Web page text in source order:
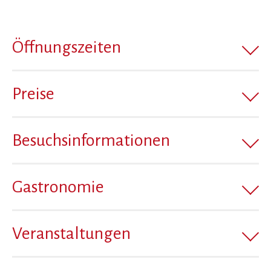
Öffnungszeiten
Preise
Besuchsinformationen
Gastronomie
Veranstaltungen